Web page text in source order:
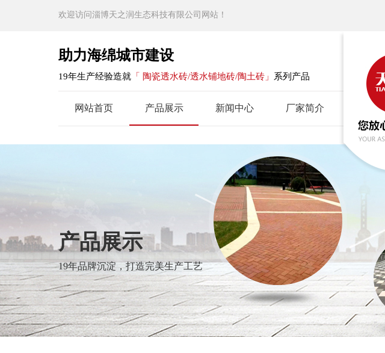
欢迎访问淄博天之润生态科技有限公司网站！
助力海绵城市建设
19年生产经验造就 「 陶瓷透水砖/透水铺地砖/陶土砖」 系列产品
网站首页 产品展示 新闻中心 厂家简介
产品展示
19年品牌沉淀，打造完美生产工艺